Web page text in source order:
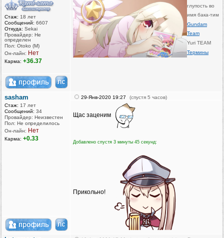
Стаж: 18 лет
Сообщений: 6607
Откуда: Sekai
Провайдер: Не
определен
Пол: Otoko (M)
Он-лайн: Нет
Карма: +36.37
глупость во
имя бака-тим
Gundam
Team
Yuri TEAM
Термины
sasham
Стаж: 17 лет
Сообщений: 34
Провайдер: Неизвестен
Пол: Не определилось
Он-лайн: Нет
Карма: +0.33
29-Янв-2020 19:27 (спустя 5 часов)
Щас заценим
Добавлено спустя 3 минуты 45 секунд:
Прикольно!